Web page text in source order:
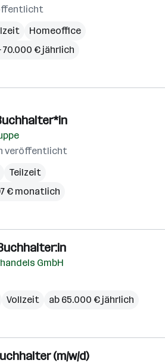
Homeoffice
70.000 € jährlich
veröffentlicht
Teilzeit
€ monatlich
GmbH
Vollzeit ab 65.000 € jährlich
(m/w/d)